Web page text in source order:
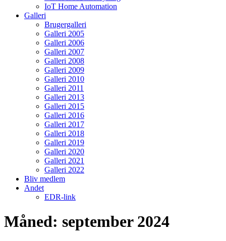
IoT Home Automation
Galleri
Brugergalleri
Galleri 2005
Galleri 2006
Galleri 2007
Galleri 2008
Galleri 2009
Galleri 2010
Galleri 2011
Galleri 2013
Galleri 2015
Galleri 2016
Galleri 2017
Galleri 2018
Galleri 2019
Galleri 2020
Galleri 2021
Galleri 2022
Bliv medlem
Andet
EDR-link
Måned: september 2024